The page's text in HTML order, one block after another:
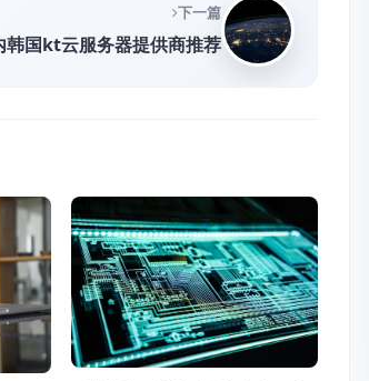
下一篇
韩国kt云服务器提供商推荐